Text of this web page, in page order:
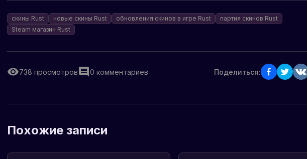
скины Rust новые скины Rust обновления скинов в игре Rust
партия скинов Rust
Steam магазин Rust
738 просмотров 0 комментариев Поделиться:
Похожие записи